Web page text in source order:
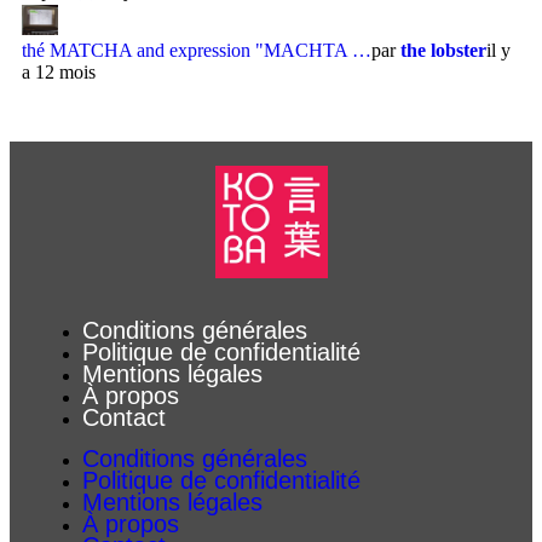
thé MATCHA and expression "MACHTA …parthe lobsteril y
a 12 mois
Conditions générales
Politique de confidentialité
Mentions légales
À propos
Contact
Conditions générales
Politique de confidentialité
Mentions légales
À propos